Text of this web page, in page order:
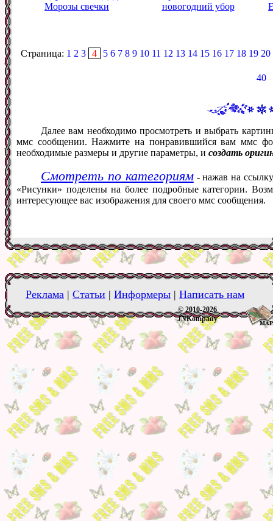
Морозы свечки
новогодний убор
Страница: 1 2 3 4 5 6 7 8 9 10 11 12 13 14 15 16 17 18 19 20
40
Далее вам необходимо просмотреть и выбрать
ммс сообщении. Нажмите на понравившийся вам ммс
необходимые размеры и другие параметры, и создать
Смотреть по категориям- нажав на
«Рисунки» поделены на более подробные категории.
интересующее вас изображения для своего ммс сообщения.
Реклама | Статьи | Информеры | Написать нам
© 2010-2026
JNKompany